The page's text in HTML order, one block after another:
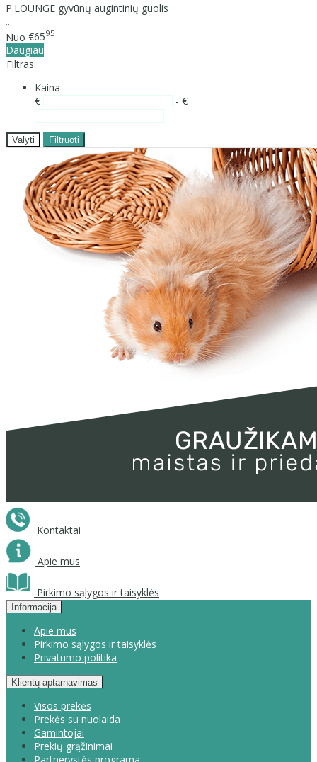
P.LOUNGE gyvūnų augintinių guolis
..
Nuo €6595
Daugiau
Filtras
Kaina
€
- €
Valyti Filtruoti
Kontaktai
Apie mus
Pirkimo sąlygos ir taisyklės
Informacija
Apie mus
Pirkimo sąlygos ir taisyklės
Privatumo politika
Klientų aptarnavimas
Visos prekės
Prekės su nuolaida
Gamintojai
Prekių grąžinimai